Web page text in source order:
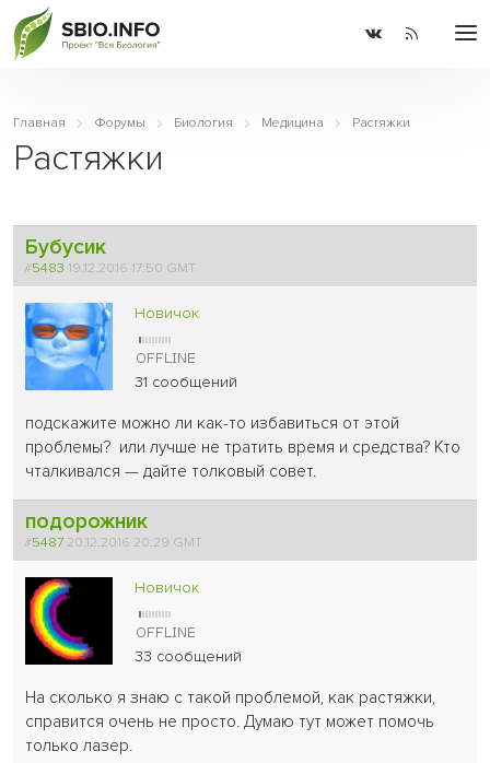
Главная Форумы Биология Медицина Растяжки
Растяжки
Бубусик
#5483 19.12.2016 17:50 GMT
Новичок
31 сообщений
подскажите можно ли как-то избавиться от этой
проблемы? или лучше не тратить время и средства? Кто
чталкивался — дайте толковый совет.
подорожник
#548720.12.2016 20:29 GMT
Новичок
33 сообщений
На сколько я знаю с такой проблемой, как растяжки,
справится очень не просто. Думаю тут может помочь
только лазер.